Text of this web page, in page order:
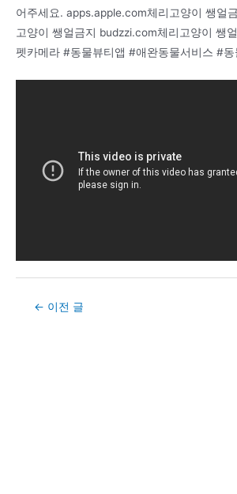
어주세요. apps.apple.com체리고양이 쌩얼
고양이 쌩얼금지 budzzi.com체리고양이 쌩
펫카메라 #동물뷰티앱 #애완동물서비스 #
Post← 이전 글